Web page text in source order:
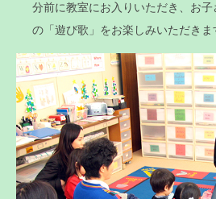
分前に教室にお入りいただき、お
の「遊び歌」をお楽しみいただきま